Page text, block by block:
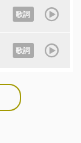
歌詞
歌詞